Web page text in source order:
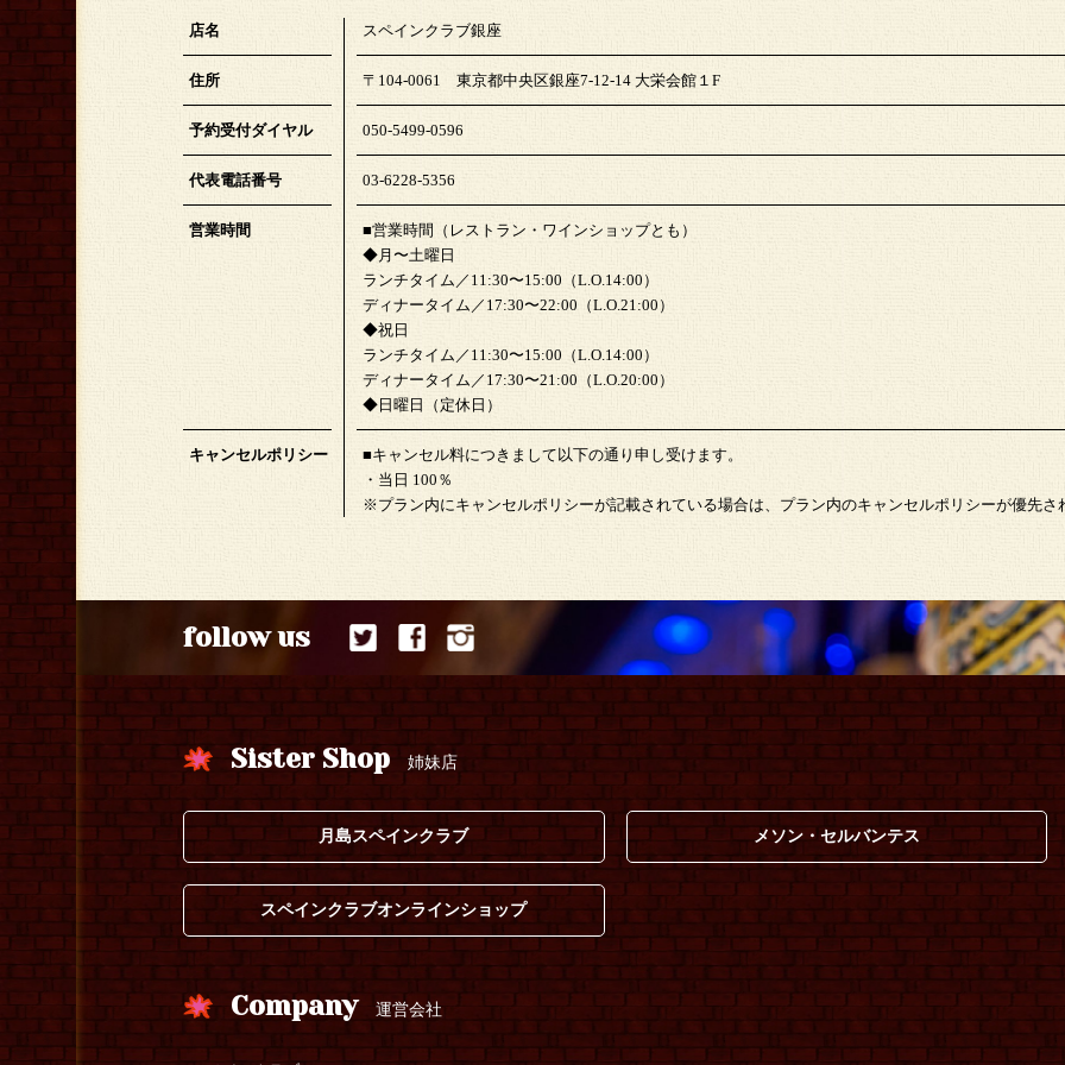
店名 スペインクラブ銀座
住所 〒104-0061 東京都中央区銀座7-12-14 大栄会館１F
予約受付ダイヤル 050-5499-0596
代表電話番号 03-6228-5356
営業時間
■営業時間（レストラン・ワインショップとも）
◆月〜土曜日
ランチタイム／11:30〜15:00（L.O.14:00）
ディナータイム／17:30〜22:00（L.O.21:00）
◆祝日
ランチタイム／11:30〜15:00（L.O.14:00）
ディナータイム／17:30〜21:00（L.O.20:00）
◆日曜日（定休日）
キャンセルポリシー
■キャンセル料につきまして以下の通り申し受けます。
・当日 100％
※プラン内にキャンセルポリシーが記載されている場合は、プラン内のキャンセルポリシーが優先さ
follow us
Sister Shop 姉妹店
月島スペインクラブ メソン・セルバンテス
スペインクラブオンラインショップ
Company 運営会社